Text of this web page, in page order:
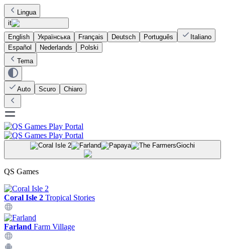
Lingua
it
English
Українська Français Deutsch Português
Italiano
Español
Nederlands
Polski
Tema
Auto Scuro Chiaro
Giochi
QS Games
Coral Isle 2 Tropical Stories
Farland Farm Village